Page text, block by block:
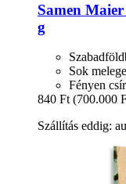
Samen Maier
g
Sok
Fényen
840 Ft (700.000
Szállítás eddig: